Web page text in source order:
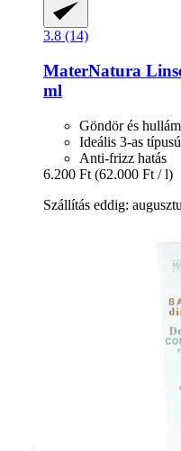
3.8 (14)
MaterNatura
ml
Göndör és
Ideális 3-as
Anti-frizz hatás
6.200 Ft (62.000 Ft / l)
Szállítás eddig: